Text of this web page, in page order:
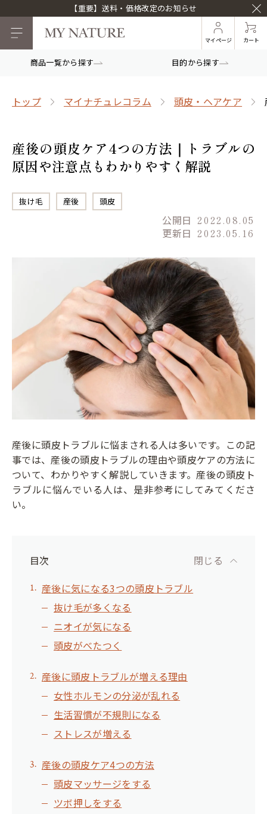
【重要】送料・価格改定のお知らせ
マイページ カート
商品一覧から探す 目的から探す
トップ マイナチュレコラム 頭皮・ヘアケア
産後の頭皮ケア4つの方法｜トラブルの
原因や注意点もわかりやすく解説
抜け毛 産後 頭皮
公開日 2022.08.05
更新日 2023.05.16
産後に頭皮トラブルに悩まされる人は多いです。この記
事では、産後の頭皮トラブルの理由や頭皮ケアの方法に
ついて、わかりやすく解説していきます。産後の頭皮ト
ラブルに悩んでいる人は、是非参考にしてみてくださ
い。
目次
産後に気になる3つの頭皮トラブル
抜け毛が多くなる
ニオイが気になる
頭皮がべたつく
産後に頭皮トラブルが増える理由
女性ホルモンの分泌が乱れる
生活習慣が不規則になる
ストレスが増える
産後の頭皮ケア4つの方法
頭皮マッサージをする
ツボ押しをする
閉じる